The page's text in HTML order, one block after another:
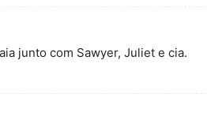
junto com Sawyer, Juliet e cia.